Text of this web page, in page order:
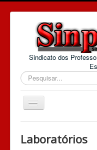
Sindicato dos
Pesquisar...
Alternar
Navegação
E-mail
Laboratórios